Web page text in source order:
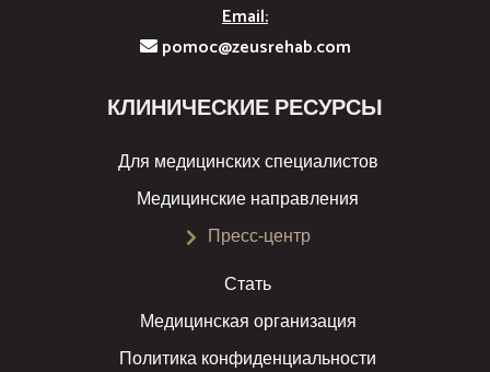
Email:
pomoc@zeusrehab.com
КЛИНИЧЕСКИЕ РЕСУРСЫ
Для медицинских специалистов
Медицинские направления
Пресс-центр
Стать
Медицинская организация
Политика конфиденциальности